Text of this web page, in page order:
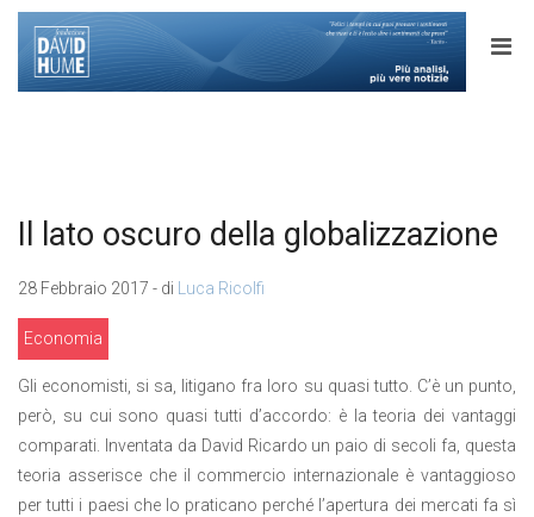
Il lato oscuro della globalizzazione
28 Febbraio 2017 - di Luca Ricolfi
Economia
Gli economisti, si sa, litigano fra loro su quasi tutto. C’è un punto,
però, su cui sono quasi tutti d’accordo: è la teoria dei vantaggi
comparati. Inventata da David Ricardo un paio di secoli fa, questa
teoria asserisce che il commercio internazionale è vantaggioso
per tutti i paesi che lo praticano perché l’apertura dei mercati fa sì